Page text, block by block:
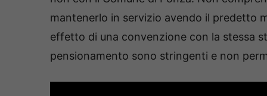
mantenerlo in servizio avendo il predetto
effetto di una convenzione con la stessa
pensionamento sono stringenti e non